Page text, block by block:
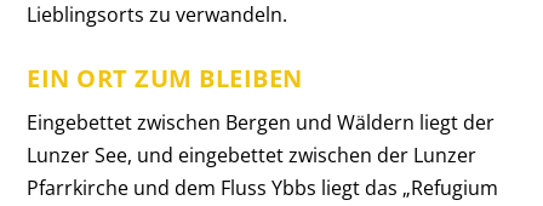
Lieblingsorts zu verwandeln.
EIN ORT ZUM BLEIBEN
Eingebettet zwischen Bergen und Wäldern liegt der
Lunzer See, und eingebettet zwischen der Lunzer
Pfarrkirche und dem Fluss Ybbs liegt das „Refugium